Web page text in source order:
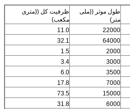
طول موثر ((ملی
متر)
ظرفیت کل ((متری
مکعب)
22000
11.0
64000
32.1
2000
1.5
3000
3.4
3500
6.0
7000
17.8
15000
73.5
6000
31.8